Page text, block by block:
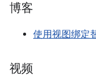
博客
使用视图绑定
视频